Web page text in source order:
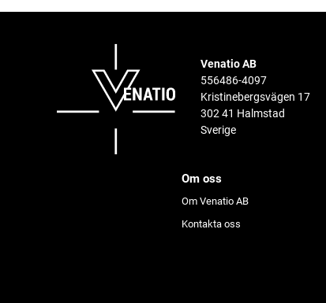
Venatio AB
556486-4097
Kristinebergsvägen 17
302 41 Halmstad
Sverige
Om oss
Om Venatio AB
Kontakta oss